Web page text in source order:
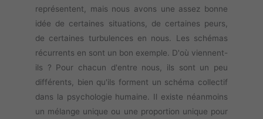
représentent, mais nous avons une assez bonne
idée de certaines situations, de certaines peurs,
de certaines turbulences en nous. Les schémas
récurrents en sont un bon exemple. D'où viennent-
ils ? Pour chacun d'entre nous, ils sont un peu
différents, bien qu'ils forment un schéma collectif
dans la psychologie humaine. Il existe néanmoins
un mélange unique ou une proportion unique pour